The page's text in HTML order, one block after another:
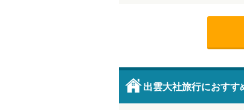
出雲大社旅行におすす